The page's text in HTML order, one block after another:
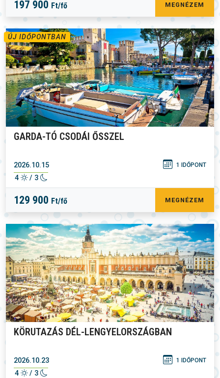
197 900 Ft/fő MEGNÉZEM
ÚJ IDŐPONTBAN
GARDA-TÓ CSODÁI ŐSSZEL
2026.10.15 1 IDŐPONT
4 / 3
129 900 Ft/fő MEGNÉZEM
KÖRUTAZÁS DÉL-LENGYELORSZÁGBAN
2026.10.23 1 IDŐPONT
4 / 3